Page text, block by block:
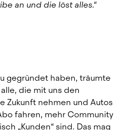
an und die löst alles.“
gegründet haben, träumte
die mit uns den
Zukunft nehmen und Autos
fahren, mehr Community
„Kunden“ sind. Das mag